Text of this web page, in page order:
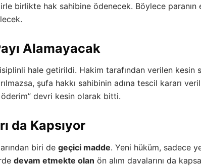
birlikte hak sahibine ödenecek. Böylece paranın
Alamayacak
hale getirildi. Hakim tarafından verilen kesin
şufa hakkı sahibinin adına tescil kararı
devri kesin olarak bitti.
da Kapsıyor
biri de geçici madde. Yeni hüküm, sadece
devam etmekte olan ön alım davalarını da